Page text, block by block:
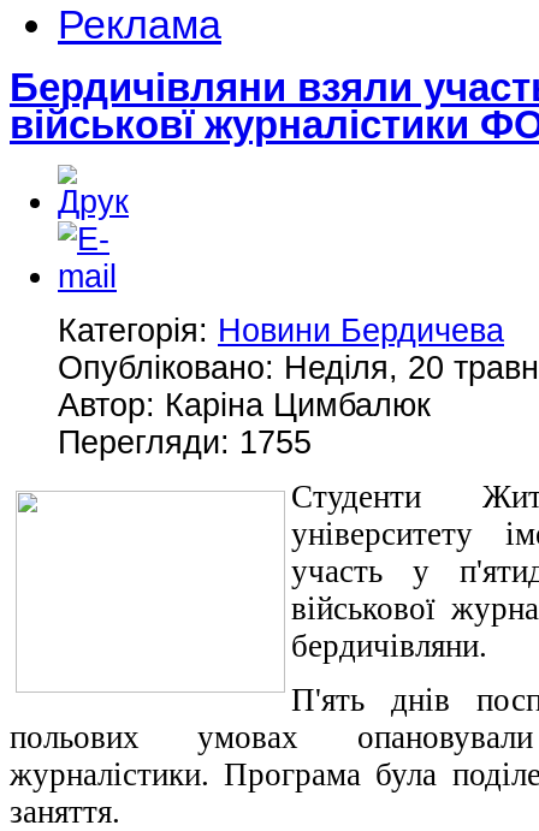
Реклама
Бердичівляни взяли
військовї
Категорія: Новини Бердичева
Опубліковано: Неділя, 20
Автор: Каріна Цимбалюк
Перегляди: 1755
Студенти
університету
участь у
військової
бердичівляни.
П'ять днів
польових умовах
журналістики. Програма була
заняття.